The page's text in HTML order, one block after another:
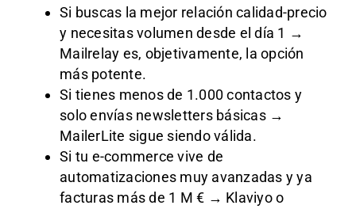
Si buscas la mejor relación calidad-precio
y necesitas volumen desde el día 1 →
Mailrelay es, objetivamente, la opción
más potente.
Si tienes menos de 1.000 contactos y
solo envías newsletters básicas →
MailerLite sigue siendo válida.
Si tu e-commerce vive de
automatizaciones muy avanzadas y ya
facturas más de 1 M € → Klaviyo o